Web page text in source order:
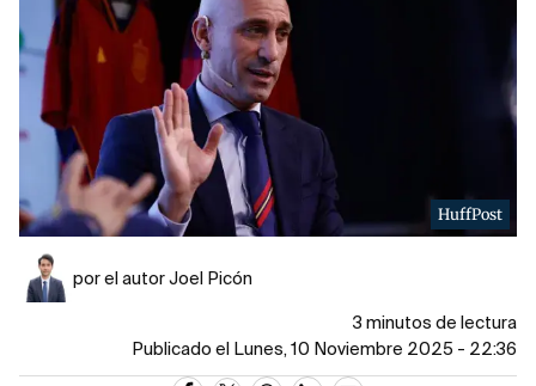
HuffPost
por el autor Joel Picón
3 minutos de lectura
Publicado el Lunes, 10 Noviembre 2025 - 22:36